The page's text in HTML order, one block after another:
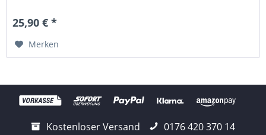
25,90 € *
Merken
Kostenloser Versand
0176 420 370 14